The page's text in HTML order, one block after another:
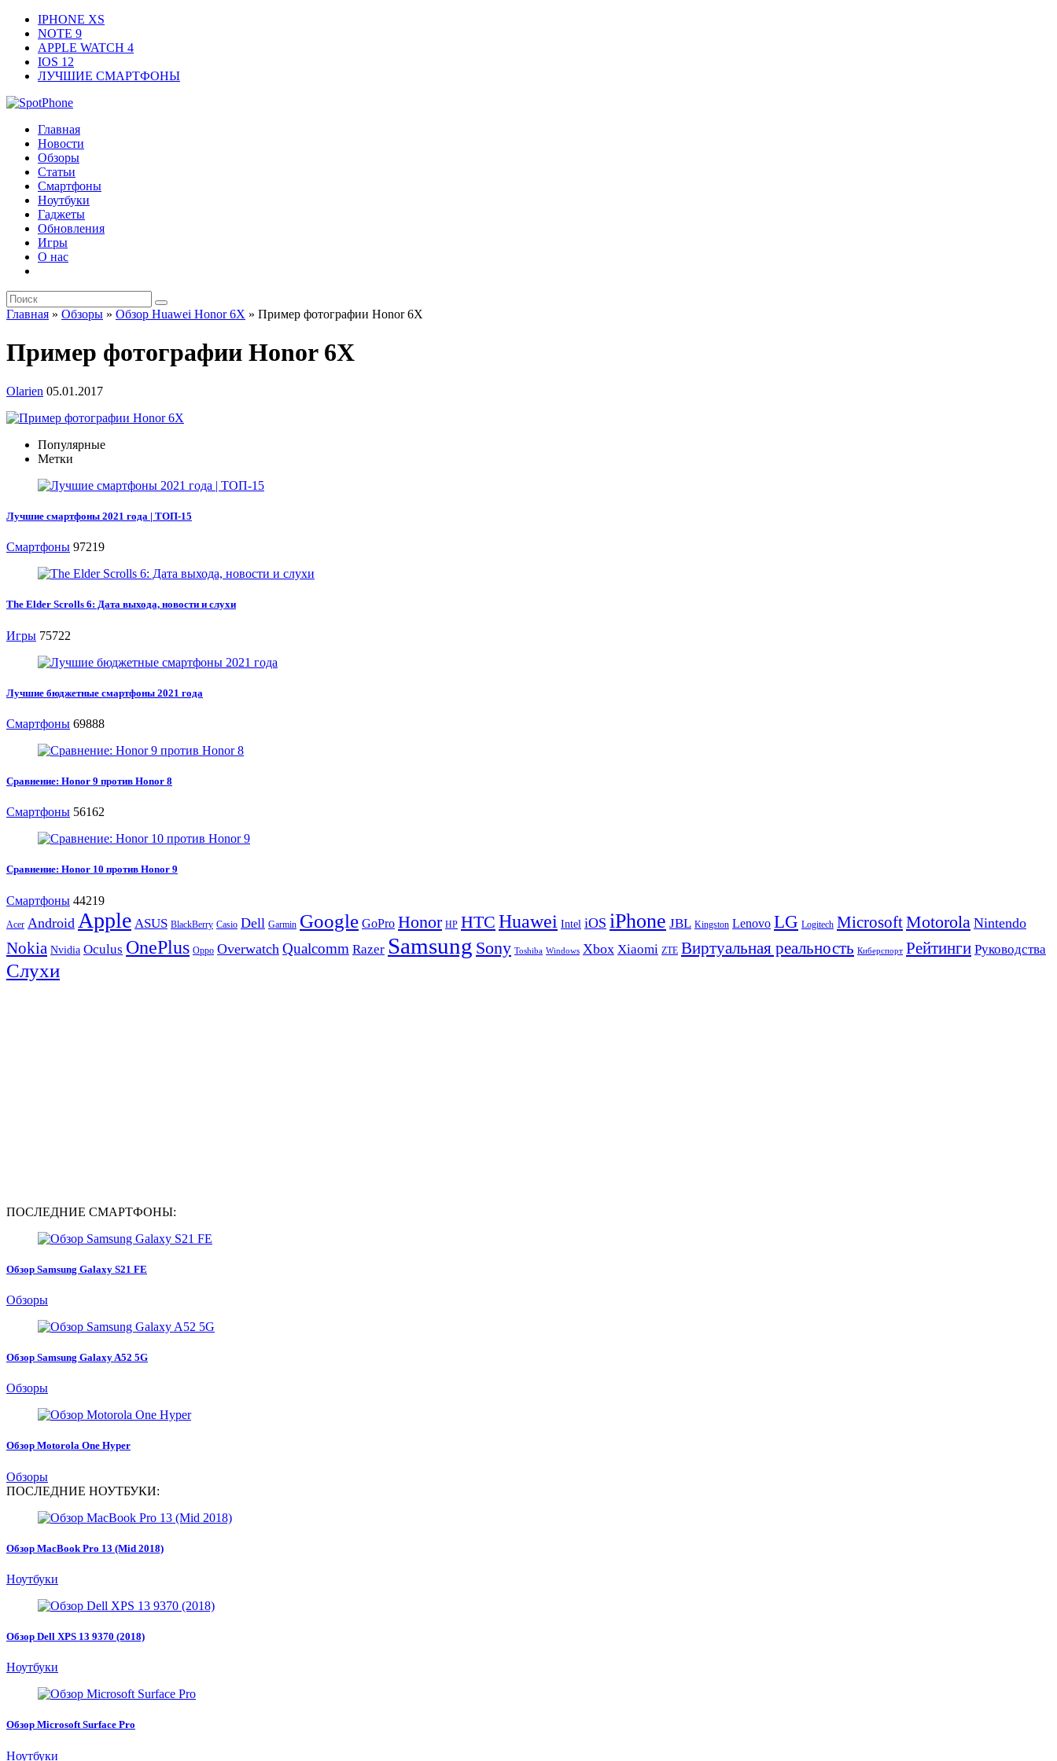
IPHONE XS
NOTE 9
APPLE WATCH 4
IOS 12
ЛУЧШИЕ СМАРТФОНЫ
Главная
Новости
Обзоры
Статьи
Смартфоны
Ноутбуки
Гаджеты
Обновления
Игры
О нас
Главная » Обзоры » Обзор Huawei Honor 6X » Пример фотографии Honor 6X
Пример фотографии Honor 6X
Olarien 05.01.2017
Популярные
Метки
Лучшие смартфоны 2021 года | ТОП-15
Смартфоны 97219
The Elder Scrolls 6: Дата выхода, новости и слухи
Игры 75722
Лучшие бюджетные смартфоны 2021 года
Смартфоны 69888
Сравнение: Honor 9 против Honor 8
Смартфоны 56162
Сравнение: Honor 10 против Honor 9
Смартфоны 44219
Acer Android Apple ASUS BlackBerry Casio Dell Garmin Google GoPro Honor HP HTC Huawei Intel iOS iPhone JBL Kingston Lenovo LG Logitech MicrosoftMotorola Nintendo
Nokia Nvidia Oculus OnePlus Oppo Overwatch Qualcomm Razer Samsung Sony Toshiba Windows Xbox Xiaomi ZTE Виртуальная реальность Киберспорт Рейтинги Руководства
Слухи
ПОСЛЕДНИЕ СМАРТФОНЫ:
Обзор Samsung Galaxy S21 FE
Обзоры
Обзор Samsung Galaxy A52 5G
Обзоры
Обзор Motorola One Hyper
Обзоры
ПОСЛЕДНИЕ НОУТБУКИ:
Обзор MacBook Pro 13 (Mid 2018)
Ноутбуки
Обзор Dell XPS 13 9370 (2018)
Ноутбуки
Обзор Microsoft Surface Pro
Ноутбуки